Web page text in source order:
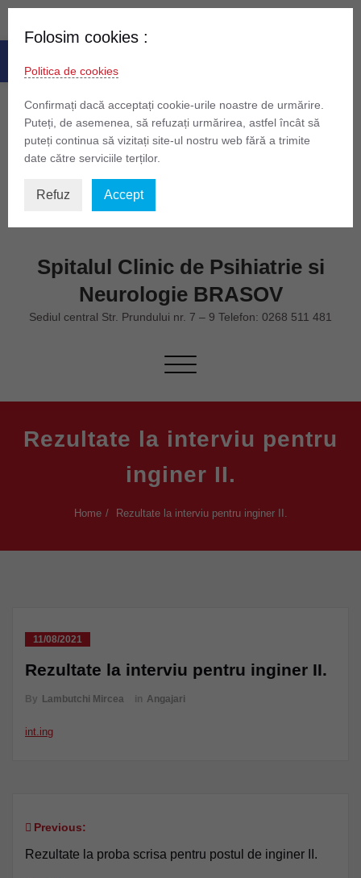
Deschide bara de unelte
Skip
content
Spitalul Clinic de Psihiatrie si
Neurologie BRASOV
Sediul central Str. Prundului nr. 7 – 9 Telefon: 0268 511 481
Toggle navigation
Rezultate la interviu pentru
inginer II.
Home Rezultate la interviu pentru inginer II.
11/08/2021
Rezultate la interviu pentru inginer II.
By Lambutchi Mircea in Angajari
int.ing
Navigare
Previous:
Rezultate la proba scrisa pentru postul de inginer II.
Folosim cookies :
Politica de cookies
Confirmați dacă acceptați cookie-urile noastre de urmărire.
Puteți, de asemenea, să refuzați urmărirea, astfel încât să
puteți continua să vizitați site-ul nostru web fără a trimite
date către serviciile terților.
Refuz Accept